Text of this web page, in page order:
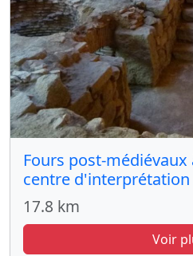
Fours post-médiévaux
centre d'interprétation
17.8 km
Voir